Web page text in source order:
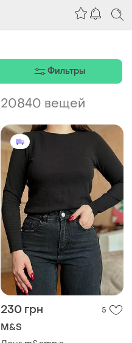
20840 вещей
230 грн 5
M&S
Фильтры